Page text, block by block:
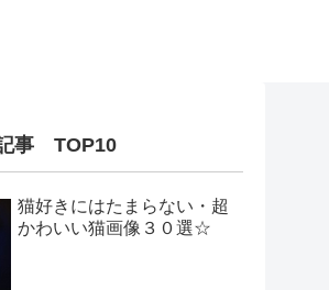
事 TOP10
猫好きにはたまらない・超
かわいい猫画像３０選☆